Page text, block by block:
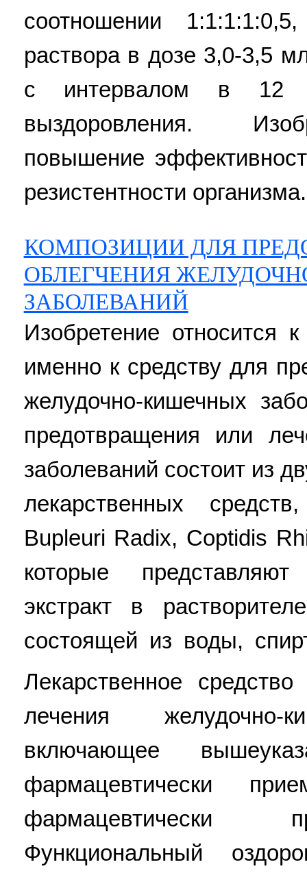
соотношении
раствора в дозе 3,0-3,5
с интервалом в 12
выздоровления.
повышение
резистентности
КОМПОЗИЦИИ ДЛЯ
ОБЛЕГЧЕНИЯ
ЗАБОЛЕВАНИЙ
Изобретение относится
именно к средству для
желудочно-кишечных
предотвращения или
заболеваний состоит из
лекарственных
Bupleuri Radix, Coptidis
которые
экстракт в
состоящей из воды,
Лекарственное
лечения желудочно-
включающее
фармацевтически
фармацевтически
Функциональный